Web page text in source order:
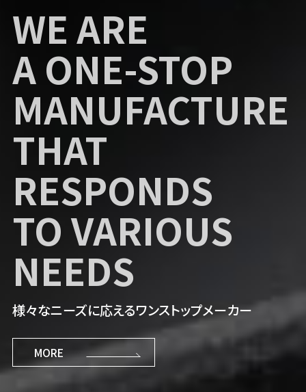
NKB
RECRUIT INFO
[reBORN]
共に次世代のNKBを創ろう。
MORE
TAKE PART
IN THE
FEATURE
DEVELOPMENT
OF
AUTOMOTIVE
TECHNOLOGY
自動車技術のさらなる発展の一翼を担う
MORE
WE ARE
A ONE-STOP
MANUFACTURE
THAT
RESPONDS
TO VARIOUS
NEEDS
様々なニーズに応えるワンストップメーカー
MORE
MORE
MORE